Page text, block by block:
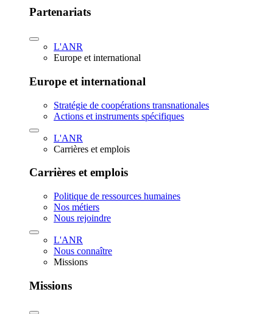
Partenariats
L'ANR
Europe et international
Europe et international
Stratégie de coopérations transnationales
Actions et instruments spécifiques
L'ANR
Carrières et emplois
Carrières et emplois
Politique de ressources humaines
Nos métiers
Nous rejoindre
L'ANR
Nous connaître
Missions
Missions